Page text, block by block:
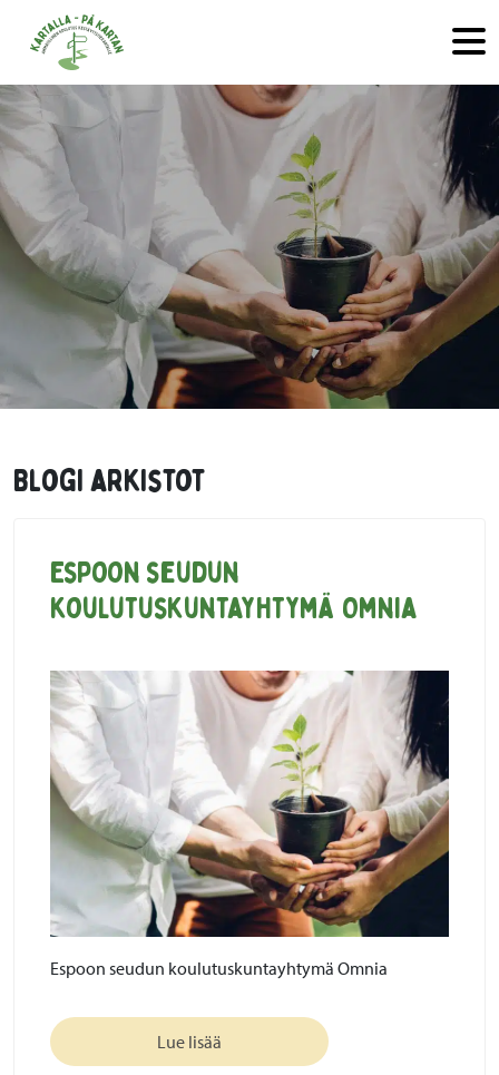
Hyppää sisältöön
Blogi arkistot
Espoon seudun
koulutuskuntayhtymä Omnia
Espoon seudun koulutuskuntayhtymä Omnia
Lue lisää